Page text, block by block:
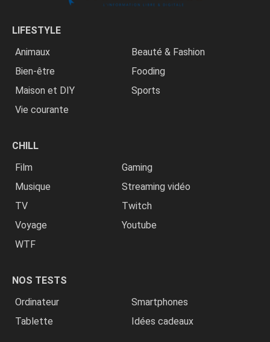
LIFESTYLE
Animaux
Beauté & Fashion
Bien-être
Fooding
Maison et DIY
Sports
Vie courante
CHILL
Film
Gaming
Musique
Streaming vidéo
TV
Twitch
Voyage
Youtube
WTF
NOS TESTS
Ordinateur
Smartphones
Tablette
Idées cadeaux